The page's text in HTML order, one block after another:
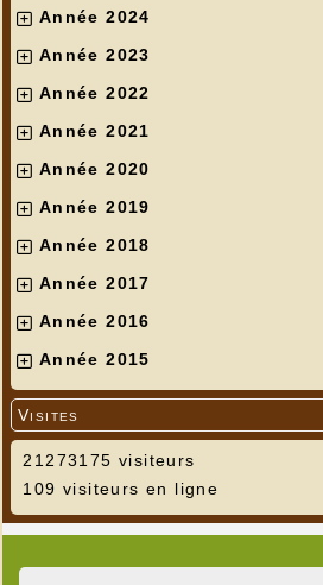
Année 2024
Année 2023
Année 2022
Année 2021
Année 2020
Année 2019
Année 2018
Année 2017
Année 2016
Année 2015
Visites
21273175 visiteurs
109 visiteurs en ligne